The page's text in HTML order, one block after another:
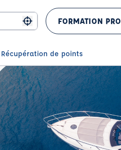
Me géolocaliser
FORMATION PRO
Récupération de points